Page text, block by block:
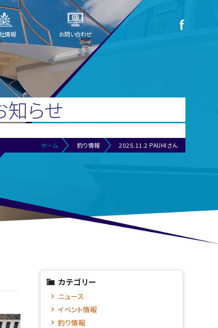
情報 お問い合わせ
知らせ
ホーム 釣り情報 2025.11.2 PAUHIさん
カテゴリー
ニュース
イベント情報
釣り情報